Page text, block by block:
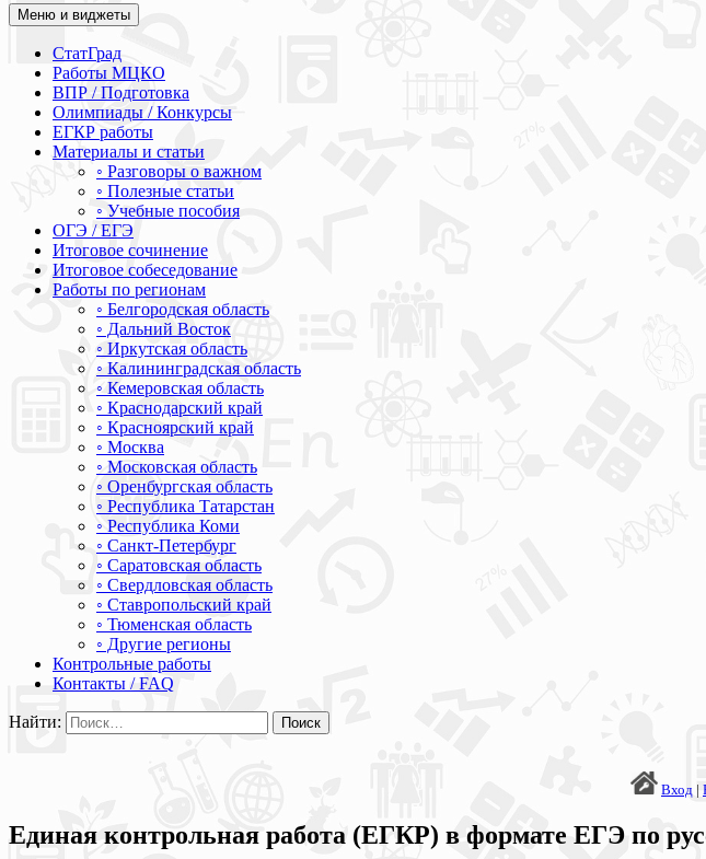
Академия СОВА
Подготовка к ЕГЭ, ОГЭ, ВПР, МЦКО, СтатГрад, КДР, ВОШ, олимпиады и конкурсы
Меню и виджеты
СтатГрад
Работы МЦКО
ВПР / Подготовка
Олимпиады / Конкурсы
ЕГКР работы
Материалы и статьи
◦ Разговоры о важном
◦ Полезные статьи
◦ Учебные пособия
ОГЭ / ЕГЭ
Итоговое сочинение
Итоговое собеседование
Работы по регионам
◦ Белгородская область
◦ Дальний Восток
◦ Иркутская область
◦ Калининградская область
◦ Кемеровская область
◦ Краснодарский край
◦ Красноярский край
◦ Москва
◦ Московская область
◦ Оренбургская область
◦ Республика Татарстан
◦ Республика Коми
◦ Санкт-Петербург
◦ Саратовская область
◦ Свердловская область
◦ Ставропольский край
◦ Тюменская область
◦ Другие регионы
Контрольные работы
Контакты / FAQ
Найти:
Вход |
Единая контрольная работа (ЕГКР) в формате ЕГЭ по